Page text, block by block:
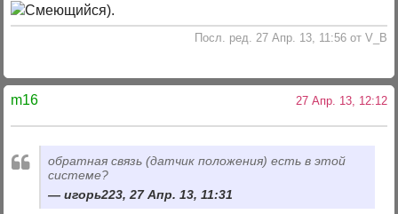
).
Посл. ред. 27 Апр. 13, 11:56 от V_B
m16 27 Апр. 13, 12:12
обратная связь (датчик положения) есть в этой
системе?
игорь223, 27 Апр. 13, 11:31